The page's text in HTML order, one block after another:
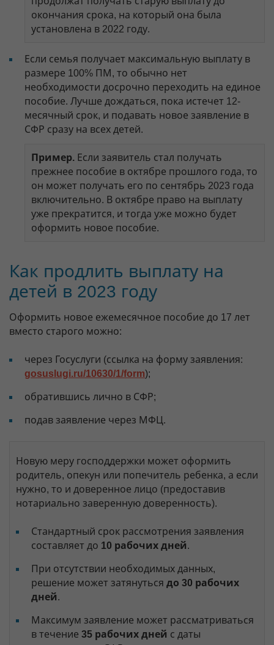
окончания срока, на который она была
установлена в 2022 году.
Если семья получает максимальную выплату в
размере 100% ПМ, то обычно нет
необходимости досрочно переходить на единое
пособие. Лучше дождаться, пока истечет 12-
месячный срок, и подавать новое заявление в
СФР сразу на всех детей.
Пример. Если заявитель стал получать
прежнее пособие в октябре прошлого года, то
он может получать его по сентябрь 2023 года
включительно. В октябре право на выплату
уже прекратится, и тогда уже можно будет
оформить новое пособие.
Как продлить выплату на
детей в 2023 году
Оформить новое ежемесячное пособие до 17 лет
вместо старого можно:
через Госуслуги (ссылка на форму заявления:
gosuslugi.ru/10630/1/form);
обратившись лично в СФР;
подав заявление через МФЦ.
Новую меру господдержки может оформить
родитель, опекун или попечитель ребенка, а если
нужно, то и доверенное лицо (предоставив
нотариально заверенную доверенность).
Стандартный срок рассмотрения заявления
составляет до 10 рабочих дней.
При отсутствии необходимых данных,
решение может затянуться до 30 рабочих
дней.
Максимум заявление может рассматриваться
в течение 35 рабочих дней с даты